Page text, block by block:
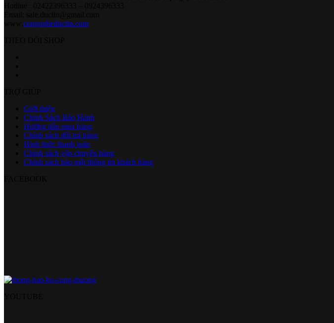
congngheductin.com
Giới thiệu
Chính Sách Bảo Hành
Hướng dẫn mua hàng
Chính sách đổi trả hàng
Hình thức thanh toán
Chính sách vận chuyển hàng
Chính sách bảo mật thông tin khách hàng